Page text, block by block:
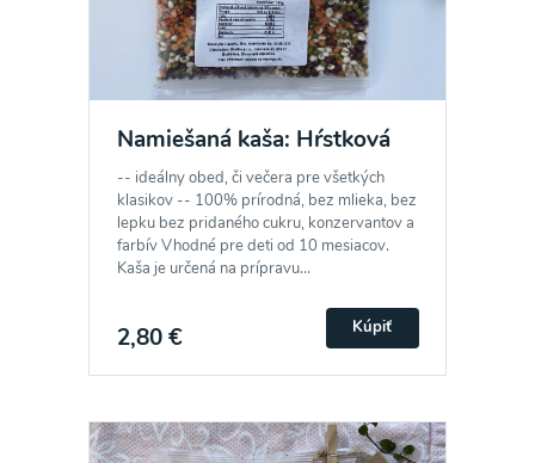
Namiešaná kaša: Hŕstková
-- ideálny obed, či večera pre všetkých
klasikov -- 100% prírodná, bez mlieka, bez
lepku bez pridaného cukru, konzervantov a
farbív Vhodné pre deti od 10 mesiacov.
Kaša je určená na prípravu...
2,80 € Kúpiť
spracovaním osobných údajov pre účely
zasielania newsletteru a potvrdzujem, že som si
informácie o Ochrane osobných
a súhlasím s nimi.
Súhlasím